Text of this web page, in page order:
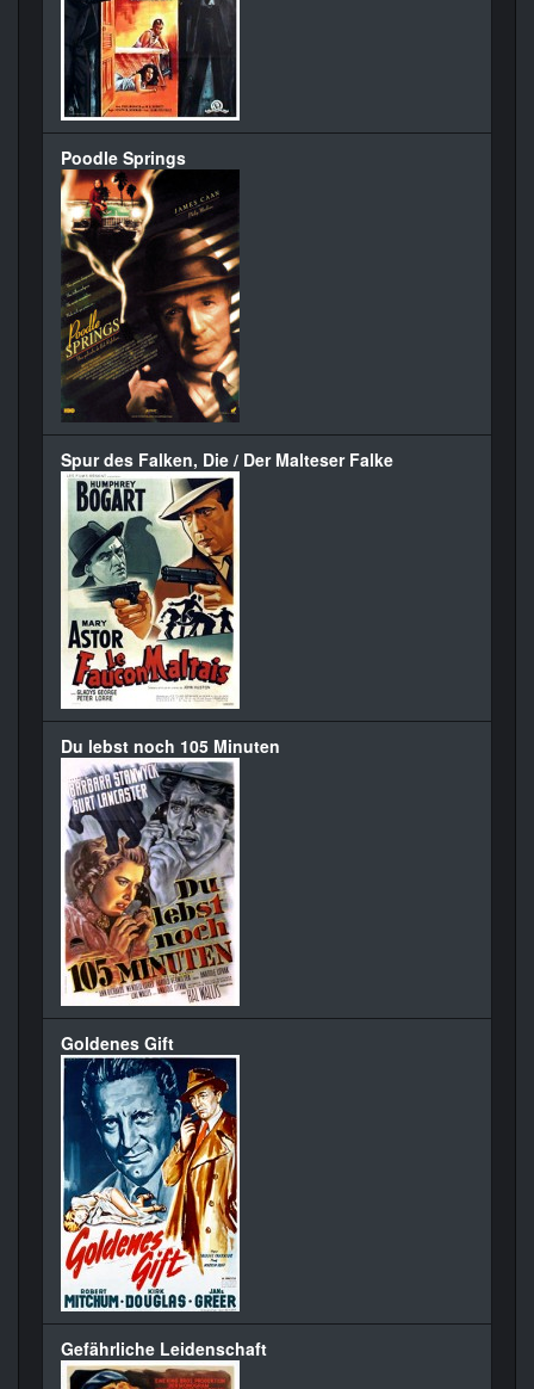
Poodle Springs
Spur des Falken, Die / Der Malteser Falke
Du lebst noch 105 Minuten
Goldenes Gift
Gefährliche Leidenschaft